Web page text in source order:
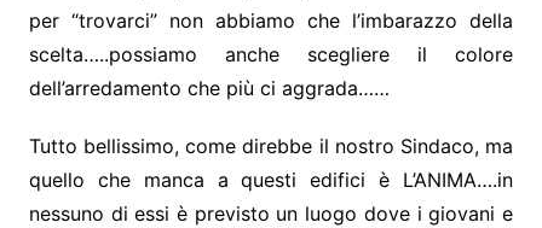
per “trovarci” non abbiamo che l’imbarazzo della
scelta…..possiamo anche scegliere il colore
dell’arredamento che più ci aggrada……
Tutto bellissimo, come direbbe il nostro Sindaco, ma
quello che manca a questi edifici è L’ANIMA….in
nessuno di essi è previsto un luogo dove i giovani e